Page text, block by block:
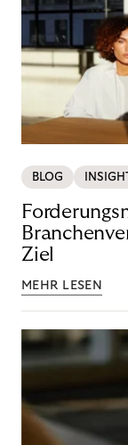
BLOG
Ziel
MEHR LESEN